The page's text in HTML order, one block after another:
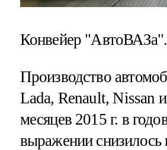
Конвейер "АвтоВАЗа".
Производство
Lada, Renault, Nissan
месяцев 2015 г. в
выражении снизилось